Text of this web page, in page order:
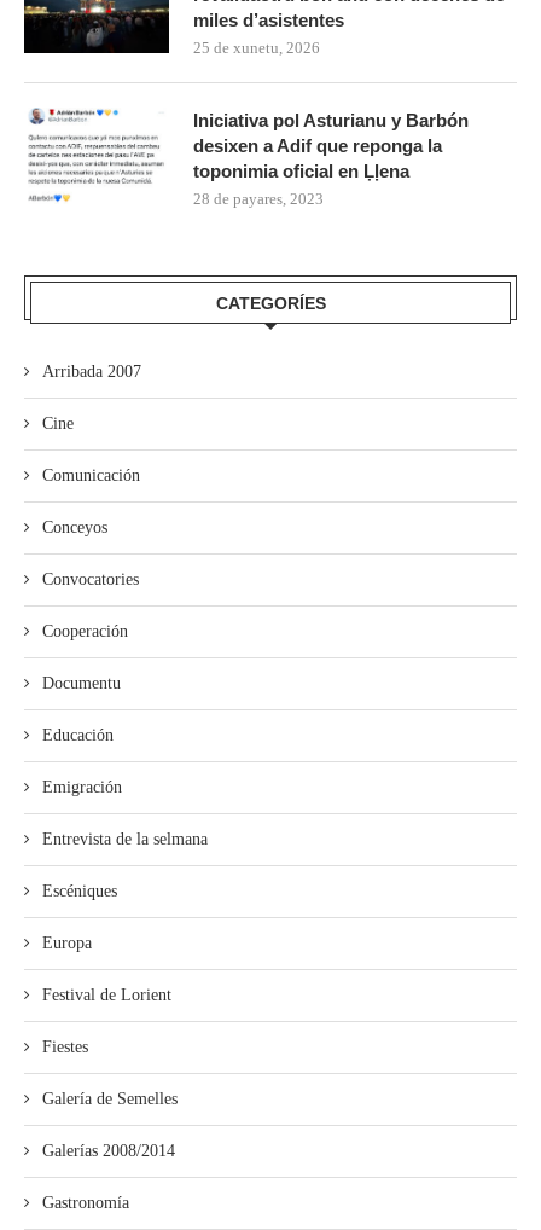
miles d’asistentes
25 de xunetu, 2026
Iniciativa pol Asturianu y Barbón
desixen a Adif que reponga la
toponimia oficial en Ḷḷena
28 de payares, 2023
CATEGORÍES
Arribada 2007
Cine
Comunicación
Conceyos
Convocatories
Cooperación
Documentu
Educación
Emigración
Entrevista de la selmana
Escéniques
Europa
Festival de Lorient
Fiestes
Galería de Semelles
Galerías 2008/2014
Gastronomía